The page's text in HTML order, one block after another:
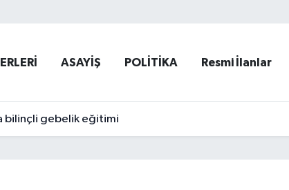
ASAYİŞ POLİTİKA Resmi İlanlar
bilinçli gebelik eğitimi